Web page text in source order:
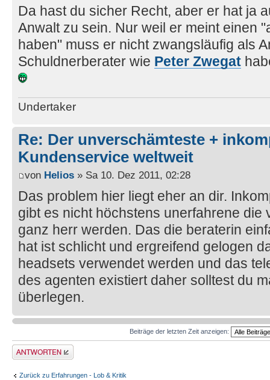
Da hast du sicher Recht, aber er hat ja
Anwalt zu sein. Nur weil er meint einen
haben" muss er nicht zwangsläufig als
Schuldnerberater wie Peter Zwegat
Undertaker
Re: Der unverschämteste +
Kundenservice weltweit
von Helios » Sa 10. Dez 2011, 02:28
Das problem hier liegt eher an dir.
gibt es nicht höchstens unerfahrene die
ganz herr werden. Das die beraterin
hat ist schlicht und ergreifend gelogen
headsets verwendet werden und das
des agenten existiert daher solltest du
überlegen.
Beiträge der letzten Zeit anzeigen:
Antwort erstellen
Zurück zu Erfahrungen - Lob & Kritik